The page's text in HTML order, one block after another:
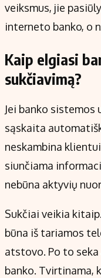
veiksmus, jie
interneto banko, o
Kaip elgiasi
sukčiavimą?
Jei banko
sąskaita
neskambina
siunčiama
nebūna aktyvių
Sukčiai veikia
būna iš tariamos
atstovo. Po to
banko. Tvirtinama,